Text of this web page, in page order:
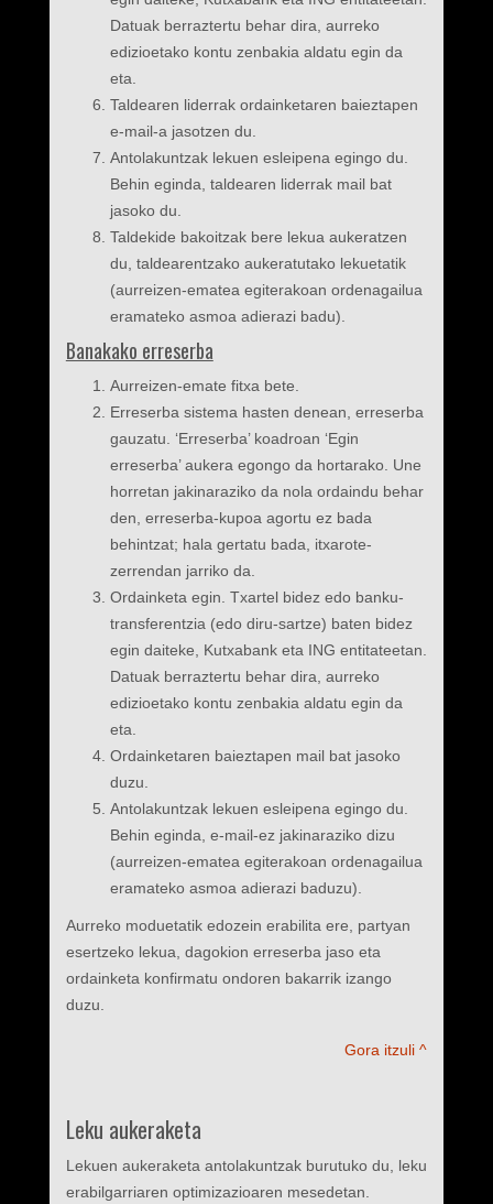
Datuak berraztertu behar dira, aurreko
edizioetako kontu zenbakia aldatu egin da
eta.
Taldearen liderrak ordainketaren baieztapen
e-mail-a jasotzen du.
Antolakuntzak lekuen esleipena egingo du.
Behin eginda, taldearen liderrak mail bat
jasoko du.
Taldekide bakoitzak bere lekua aukeratzen
du, taldearentzako aukeratutako lekuetatik
(aurreizen-ematea egiterakoan ordenagailua
eramateko asmoa adierazi badu).
Banakako erreserba
Aurreizen-emate fitxa bete.
Erreserba sistema hasten denean, erreserba
gauzatu. ‘Erreserba’ koadroan ‘Egin
erreserba’ aukera egongo da hortarako. Une
horretan jakinaraziko da nola ordaindu behar
den, erreserba-kupoa agortu ez bada
behintzat; hala gertatu bada, itxarote-
zerrendan jarriko da.
Ordainketa egin. Txartel bidez edo banku-
transferentzia (edo diru-sartze) baten bidez
egin daiteke, Kutxabank eta ING entitateetan.
Datuak berraztertu behar dira, aurreko
edizioetako kontu zenbakia aldatu egin da
eta.
Ordainketaren baieztapen mail bat jasoko
duzu.
Antolakuntzak lekuen esleipena egingo du.
Behin eginda, e-mail-ez jakinaraziko dizu
(aurreizen-ematea egiterakoan ordenagailua
eramateko asmoa adierazi baduzu).
Aurreko moduetatik edozein erabilita ere, partyan
esertzeko lekua, dagokion erreserba jaso eta
ordainketa konfirmatu ondoren bakarrik izango
duzu.
Gora itzuli ^
Leku aukeraketa
Lekuen aukeraketa antolakuntzak burutuko du, leku
erabilgarriaren optimizazioaren mesedetan.